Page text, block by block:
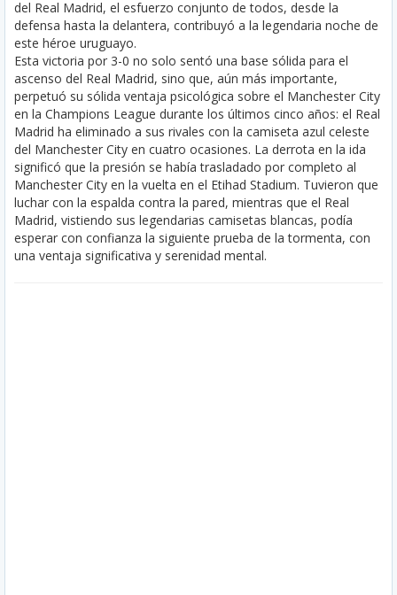
del Real Madrid, el esfuerzo conjunto de todos, desde la
defensa hasta la delantera, contribuyó a la legendaria noche de
este héroe uruguayo.
Esta victoria por 3-0 no solo sentó una base sólida para el
ascenso del Real Madrid, sino que, aún más importante,
perpetuó su sólida ventaja psicológica sobre el Manchester City
en la Champions League durante los últimos cinco años: el Real
Madrid ha eliminado a sus rivales con la camiseta azul celeste
del Manchester City en cuatro ocasiones. La derrota en la ida
significó que la presión se había trasladado por completo al
Manchester City en la vuelta en el Etihad Stadium. Tuvieron que
luchar con la espalda contra la pared, mientras que el Real
Madrid, vistiendo sus legendarias camisetas blancas, podía
esperar con confianza la siguiente prueba de la tormenta, con
una ventaja significativa y serenidad mental.